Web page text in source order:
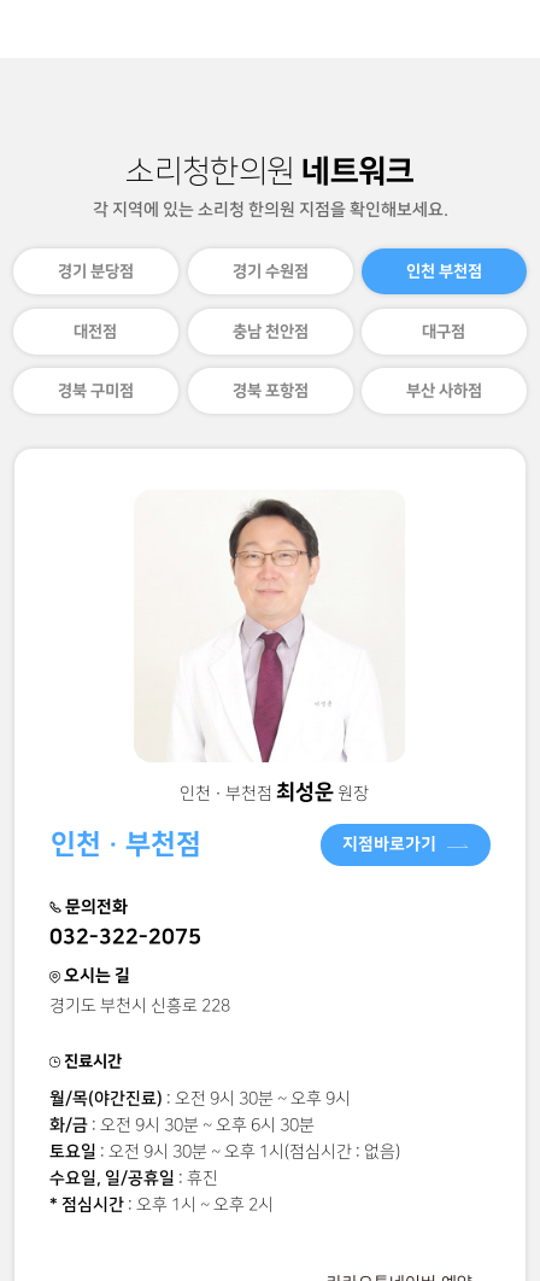
소리청한의원 네트워크
각 지역에 있는 소리청 한의원 지점을 확인해보세요.
경기 분당점 경기 수원점 인천 부천점
대전점 충남 천안점 대구점
경북 구미점 경북 포항점 부산 사하점
인천 · 부천점최성운 원장
인천 · 부천점 지점바로가기
문의전화
032-322-2075
오시는 길
경기도 부천시 신흥로 228
진료시간
월/목(야간진료) : 오전 9시 30분 ~ 오후 9시
화/금: 오전 9시 30분 ~ 오후 6시 30분
토요일 : 오전 9시 30분 ~ 오후 1시(점심시간 : 없음)
수요일, 일/공휴일 : 휴진
* 점심시간: 오후 1시 ~ 오후 2시